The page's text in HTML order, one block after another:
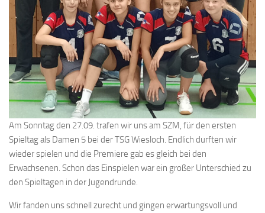
Am Sonntag den 27.09. trafen wir uns am SZM, für den ersten
Spieltag als Damen 5 bei der TSG Wiesloch. Endlich durften wir
wieder spielen und die Premiere gab es gleich bei den
Erwachsenen. Schon das Einspielen war ein großer Unterschied zu
den Spieltagen in der Jugendrunde.
Wir fanden uns schnell zurecht und gingen erwartungsvoll und